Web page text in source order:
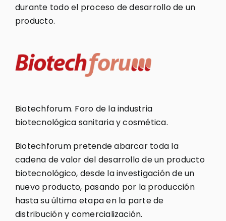
durante todo el proceso de desarrollo de un
producto.
Biotechforum. Foro de la industria
biotecnológica sanitaria y cosmética.
Biotechforum pretende abarcar toda la
cadena de valor del desarrollo de un producto
biotecnológico, desde la investigación de un
nuevo producto, pasando por la producción
hasta su última etapa en la parte de
distribución y comercialización.